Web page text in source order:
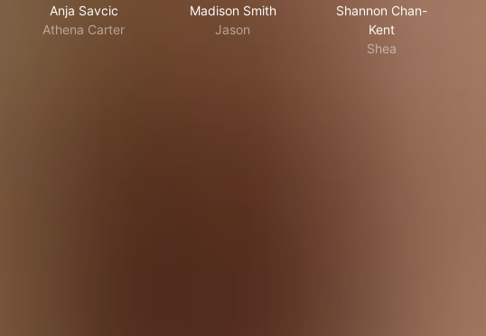
Anja Savcic
Athena Carter
Madison Smith
Jason
Shannon Chan-
Kent
Shea